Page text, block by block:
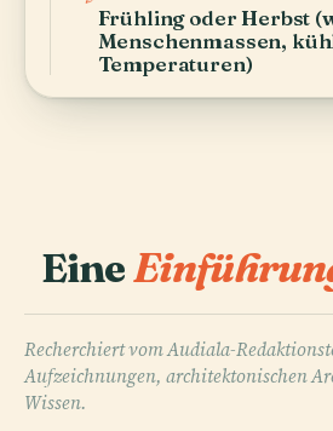
Frühling oder Herbst
Menschenmassen,
Temperaturen)
Eine
Recherchiert vom Audiala-
Aufzeichnungen, architektonischen
Wissen.